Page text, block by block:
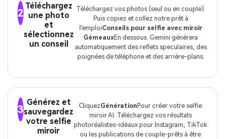
2
Téléchargez
une photo
et
sélectionnez
un conseil
Téléchargez vos photos (seul ou en couple).
Puis copiez et collez notre prêt à
l'emploiConseils pour selfie avec miroir
GémeauxEn dessous. Gemini générera
automatiquement des reflets speculaires, des
poignées de téléphone et des arrière-plans.
3
Générez et
sauvegardez
votre selfie
miroir
CliquezGénération Pour créer votre selfie
miroir AI. Téléchargez vos résultats
photoréalistes-idéaux pour Instagram, TikTok
ou les publications de couple-prêts à être